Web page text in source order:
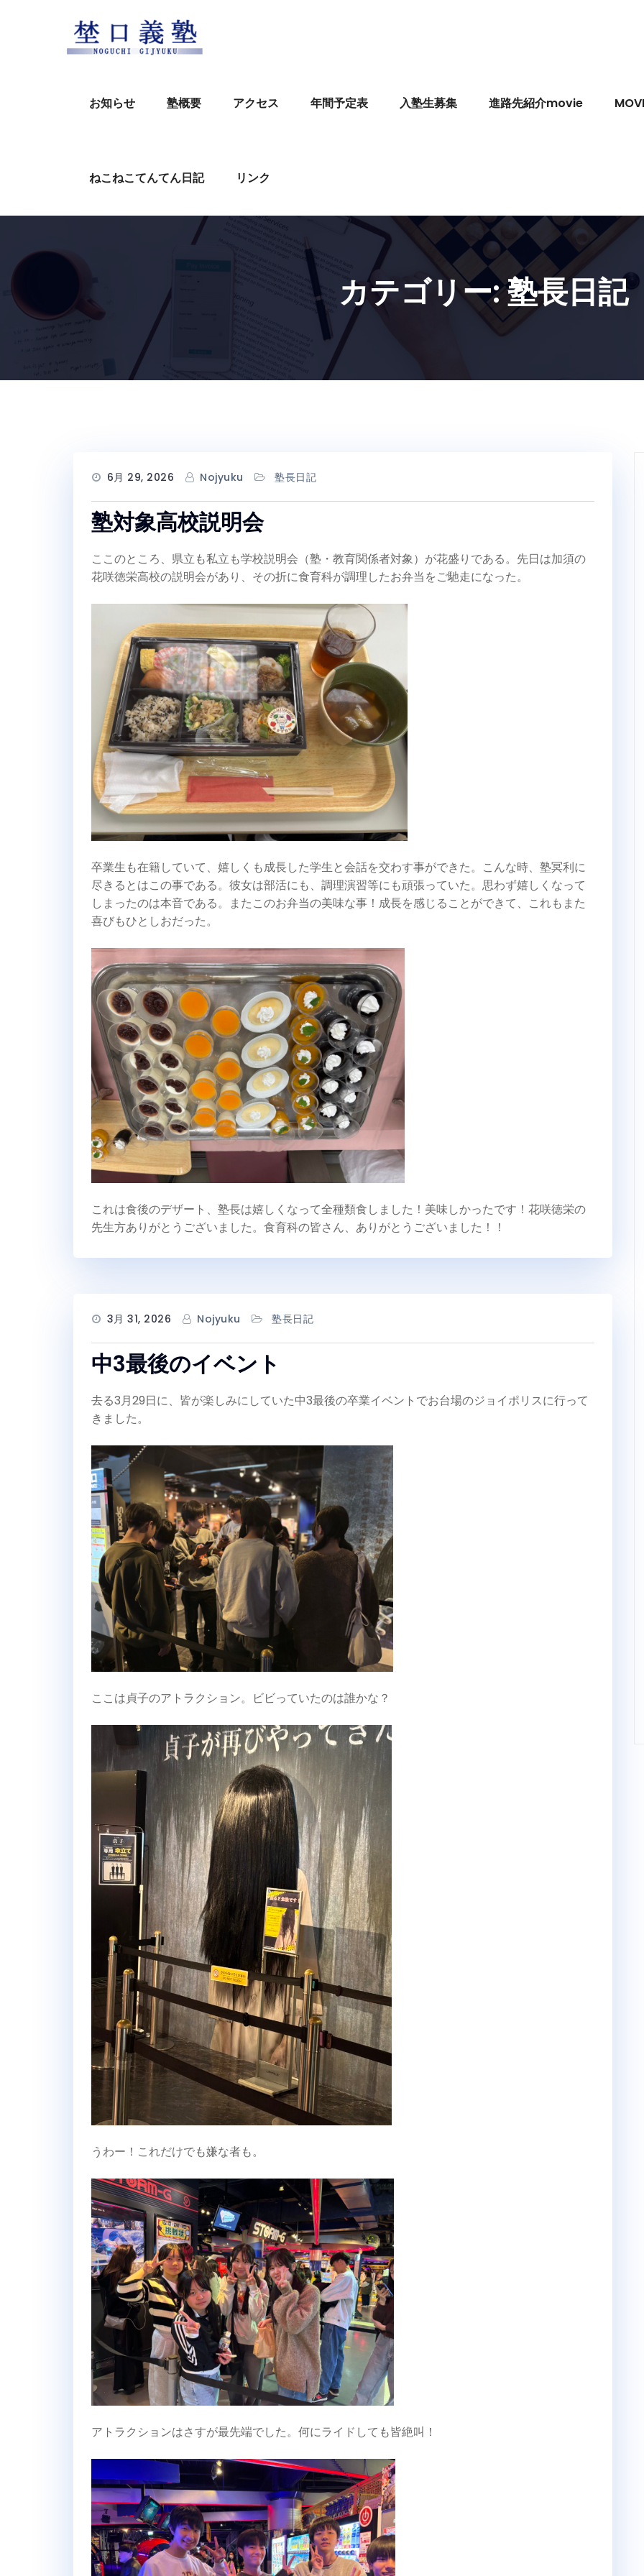
お知らせ 塾概要 アクセス 年間予定表 入塾生募集 進路先紹介movie
ねこねこてんてん日記 リンク
カテゴリー:塾長日記
6月 29, 2026 Nojyuku 塾長日記
塾対象高校説明会
ここのところ、県立も私立も学校説明会（塾・教育関係者対象）が花盛りである。先日は加須の
花咲徳栄高校の説明会があり、その折に食育科が調理したお弁当をご馳走になった。
卒業生も在籍していて、嬉しくも成長した学生と会話を交わす事ができた。こんな時、塾冥利に
尽きるとはこの事である。彼女は部活にも、調理演習等にも頑張っていた。思わず嬉しくなって
しまったのは本音である。またこのお弁当の美味な事！成長を感じることができて、これもまた
喜びもひとしおだった。
これは食後のデザート、塾長は嬉しくなって全種類食しました！美味しかったです！花咲徳栄の
先生方ありがとうございました。食育科の皆さん、ありがとうございました！！
3月 31, 2026 Nojyuku 塾長日記
中3最後のイベント
去る3月29日に、皆が楽しみにしていた中3最後の卒業イベントでお台場のジョイポリスに行って
きました。
ここは貞子のアトラクション。ビビっていたのは誰かな？
うわー！これだけでも嫌な者も。
アトラクションはさすが最先端でした。何にライドしても皆絶叫！